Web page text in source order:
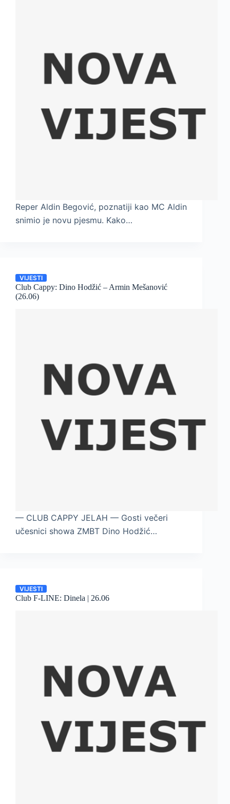
Reper Aldin Begović, poznatiji kao MC Aldin
snimio je novu pjesmu. Kako…
VIJESTI
Club Cappy: Dino Hodžić – Armin Mešanović
(26.06)
— CLUB CAPPY JELAH — Gosti večeri
učesnici showa ZMBT Dino Hodžić…
VIJESTI
Club F-LINE: Dinela | 26.06